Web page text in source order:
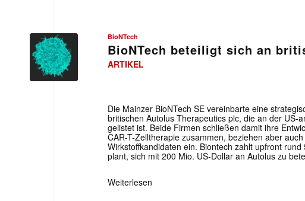
BioNTech
BioNTech beteiligt sich an
ARTIKEL
Die Mainzer BioNTech SE vereinbarte eine
britischen Autolus Therapeutics plc, die an der US-
gelistet ist. Beide Firmen schließen damit ihre
CAR-T-Zelltherapie zusammen, beziehen aber
Wirkstoffkandidaten ein. Biontech zahlt upfront rund
plant, sich mit 200 Mio. US-Dollar an Autolus zu
Weiterlesen